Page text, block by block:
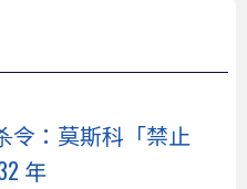
令：莫斯科「禁止
年